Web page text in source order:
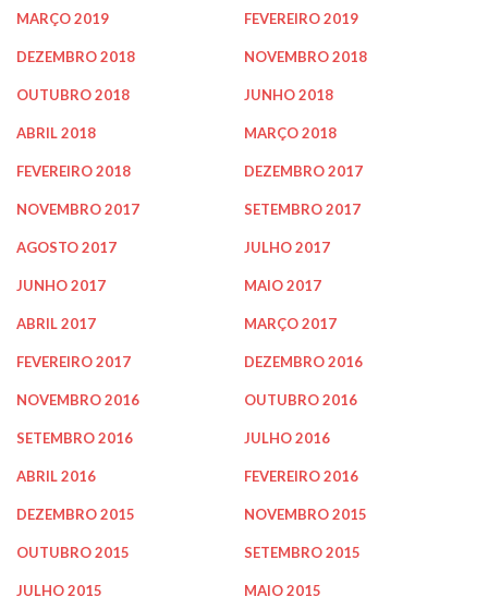
MARÇO 2019 FEVEREIRO 2019
DEZEMBRO 2018 NOVEMBRO 2018
OUTUBRO 2018 JUNHO 2018
ABRIL 2018 MARÇO 2018
FEVEREIRO 2018 DEZEMBRO 2017
NOVEMBRO 2017 SETEMBRO 2017
AGOSTO 2017 JULHO 2017
JUNHO 2017 MAIO 2017
ABRIL 2017 MARÇO 2017
FEVEREIRO 2017 DEZEMBRO 2016
NOVEMBRO 2016 OUTUBRO 2016
SETEMBRO 2016 JULHO 2016
ABRIL 2016 FEVEREIRO 2016
DEZEMBRO 2015 NOVEMBRO 2015
OUTUBRO 2015 SETEMBRO 2015
JULHO 2015 MAIO 2015